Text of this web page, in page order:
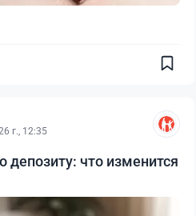
г., 12:35
депозиту: что изменится